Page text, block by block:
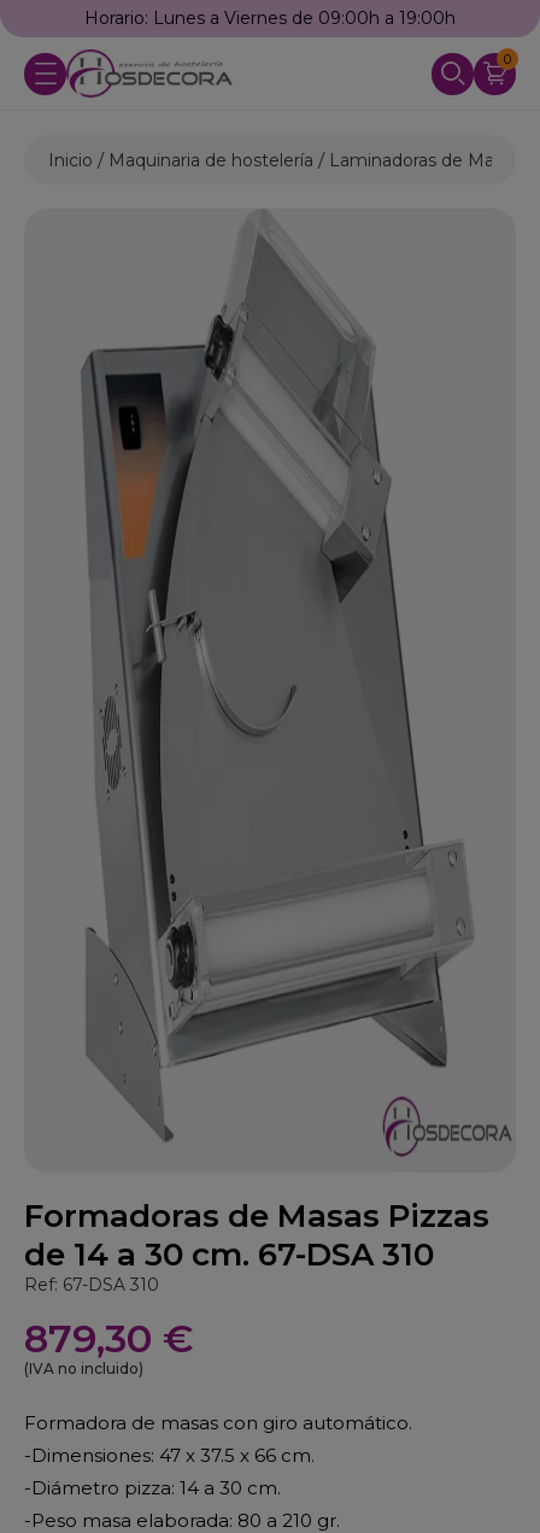
Horario: Lunes a Viernes de 09:00h a 19:00h
0
Inicio Maquinaria de hostelería Laminadoras de Masa
Formadoras de Masas Pizzas
de 14 a 30 cm. 67-DSA 310
Ref: 67-DSA 310
879,30 €
(IVA no incluido)
Formadora de masas con giro automático.
-Dimensiones: 47 x 37.5 x 66 cm.
-Diámetro pizza: 14 a 30 cm.
-Peso masa elaborada: 80 a 210 gr.